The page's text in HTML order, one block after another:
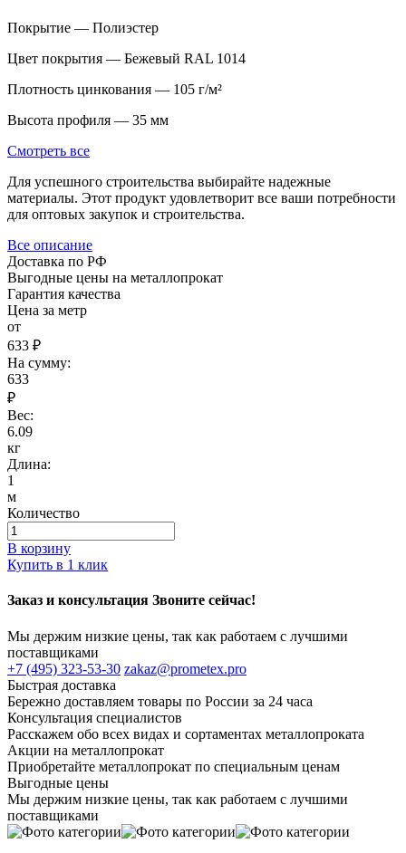
Покрытие — Полиэстер
Цвет покрытия — Бежевый RAL 1014
Плотность цинкования — 105 г/м²
Высота профиля — 35 мм
Смотреть все
Для успешного строительства выбирайте надежные
материалы. Этот продукт удовлетворит все ваши потребности
для оптовых закупок и строительства.
Все описание
Доставка по РФ
Выгодные цены на металлопрокат
Гарантия качества
Цена за метр
от
633 ₽
На сумму:
633
₽
Вес:
6.09
кг
Длина:
1
м
Количество
В корзину
Купить в 1 клик
Заказ и консультация Звоните сейчас!
Мы держим низкие цены, так как работаем с лучшими
поставщиками
+7 (495) 323-53-30 zakaz@prometex.pro
Быстрая доставка
Бережно доставляем товары по России за 24 часа
Консультация специалистов
Расскажем обо всех видах и сортаментах металлопроката
Акции на металлопрокат
Приобретайте металлопрокат по специальным ценам
Выгодные цены
Мы держим низкие цены, так как работаем с лучшими
поставщиками